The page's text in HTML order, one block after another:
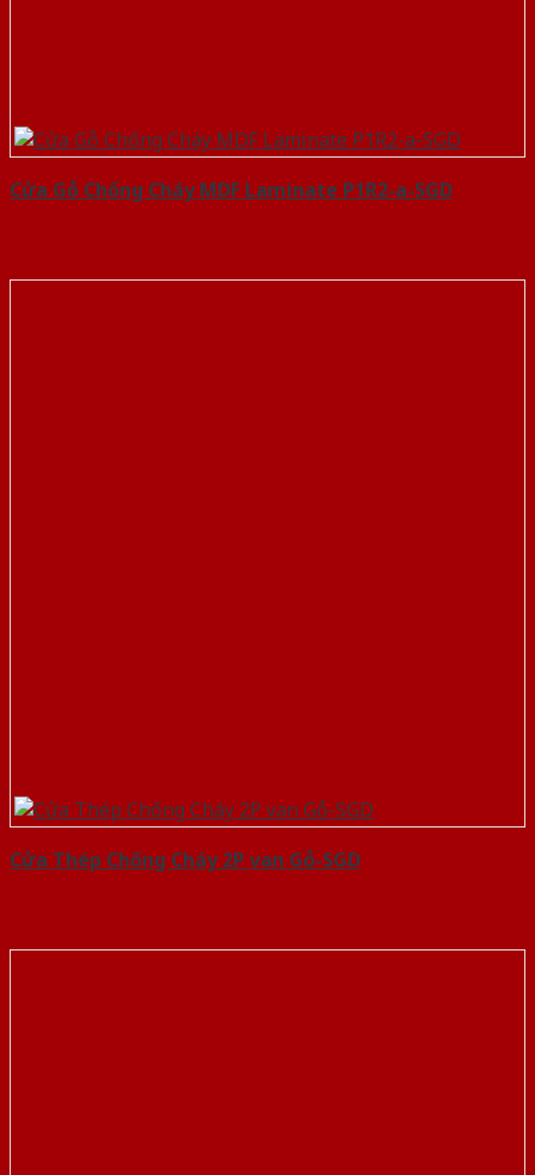
Cửa Gỗ Chống Cháy MDF Laminate P1R2-a-SGD
Cửa Thép Chống Cháy 2P van Gỗ-SGD